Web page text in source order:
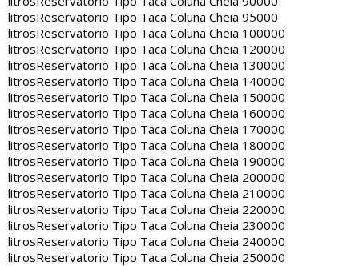
litrosReservatorio Tipo Taca Coluna Cheia 95000
litrosReservatorio Tipo Taca Coluna Cheia 100000
litrosReservatorio Tipo Taca Coluna Cheia 120000
litrosReservatorio Tipo Taca Coluna Cheia 130000
litrosReservatorio Tipo Taca Coluna Cheia 140000
litrosReservatorio Tipo Taca Coluna Cheia 150000
litrosReservatorio Tipo Taca Coluna Cheia 160000
litrosReservatorio Tipo Taca Coluna Cheia 170000
litrosReservatorio Tipo Taca Coluna Cheia 180000
litrosReservatorio Tipo Taca Coluna Cheia 190000
litrosReservatorio Tipo Taca Coluna Cheia 200000
litrosReservatorio Tipo Taca Coluna Cheia 210000
litrosReservatorio Tipo Taca Coluna Cheia 220000
litrosReservatorio Tipo Taca Coluna Cheia 230000
litrosReservatorio Tipo Taca Coluna Cheia 240000
litrosReservatorio Tipo Taca Coluna Cheia 250000